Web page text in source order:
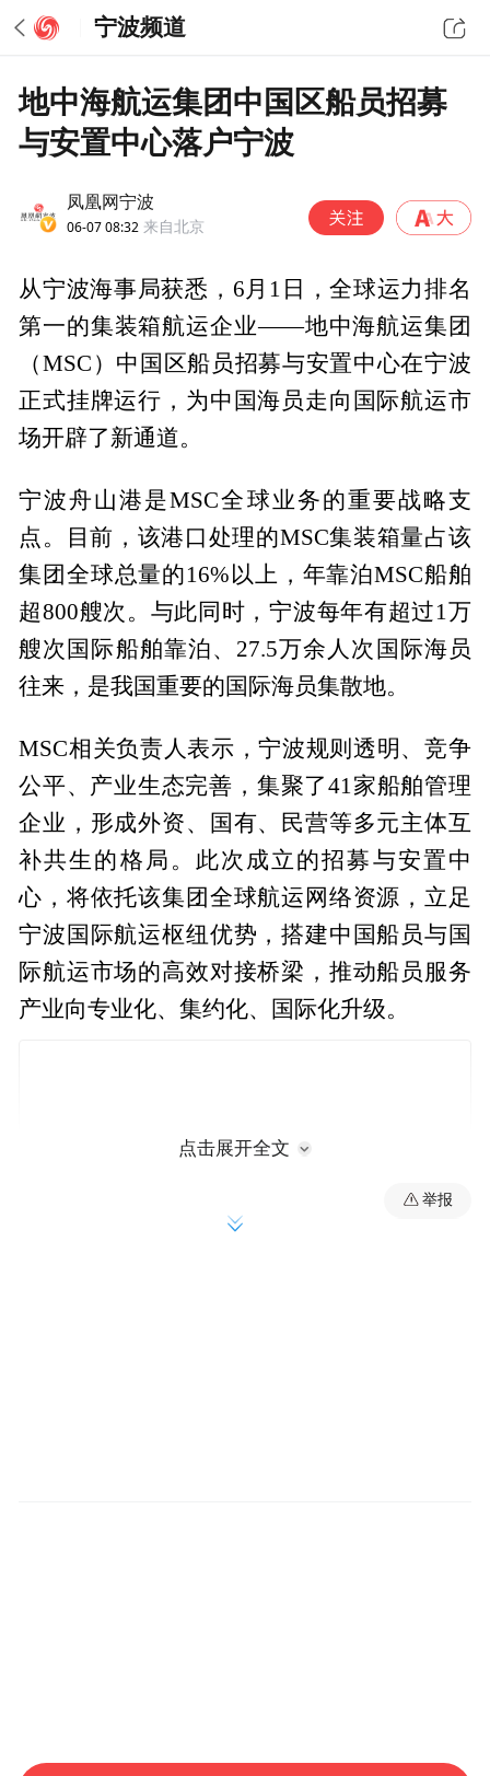
宁波频道
地中海航运集团中国区船员招募
与安置中心落户宁波
凤凰网宁波
06-07 08:32 来自北京
从宁波海事局获悉，6月1日，全球运力排名
第一的集装箱航运企业——地中海航运集团
（MSC）中国区船员招募与安置中心在宁波
正式挂牌运行，为中国海员走向国际航运市
场开辟了新通道。
宁波舟山港是MSC全球业务的重要战略支
点。目前，该港口处理的MSC集装箱量占该
集团全球总量的16%以上，年靠泊MSC船舶
超800艘次。与此同时，宁波每年有超过1万
艘次国际船舶靠泊、27.5万余人次国际海员
往来，是我国重要的国际海员集散地。
MSC相关负责人表示，宁波规则透明、竞争
公平、产业生态完善，集聚了41家船舶管理
企业，形成外资、国有、民营等多元主体互
补共生的格局。此次成立的招募与安置中
心，将依托该集团全球航运网络资源，立足
宁波国际航运枢纽优势，搭建中国船员与国
际航运市场的高效对接桥梁，推动船员服务
产业向专业化、集约化、国际化升级。
该中心的设立不仅为船员提供了国际化职业
点击展开全文
举报